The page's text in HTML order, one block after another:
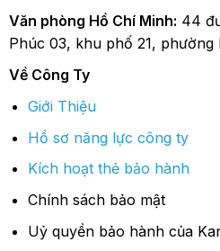
Văn phòng Hồ Chí Minh: 44
Phúc 03, khu phố 21, phường
Về Công Ty
Giới Thiệu
Hồ sơ năng lực công ty
Kích hoạt thẻ bảo hành
Chính sách bảo mật
Uỷ quyền bảo hành của